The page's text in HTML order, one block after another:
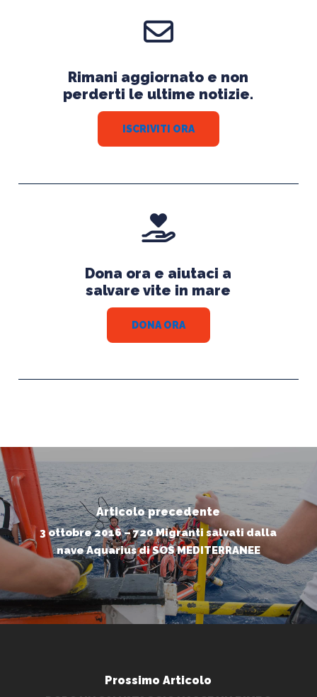
Rimani aggiornato e non
perderti le ultime notizie.
ISCRIVITI ORA
Dona ora e aiutaci a
salvare vite in mare
DONA ORA
Articolo precedente
3 ottobre 2016 – 720 Migranti salvati dalla
nave Aquarius di SOS MEDITERRANEE
Prossimo Articolo